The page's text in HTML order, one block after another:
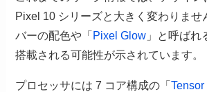
Pixel 10 シリーズと大きく変わりませ
バーの配色や「 Pixel Glow 」と呼ばれ
搭載される可能性が示されています。
プロセッサには 7 コア構成の「Tensor